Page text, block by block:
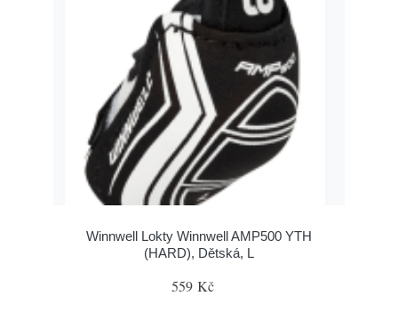
Winnwell Lokty Winnwell AMP500 YTH
(HARD), Dětská, L
559 Kč